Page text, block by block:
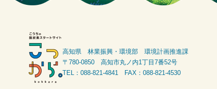
高知県 林業振興・環境部 環境計画推進課
〒780-0850 高知市丸ノ内1丁目7番52号
TEL：088-821-4841 FAX：088-821-4530